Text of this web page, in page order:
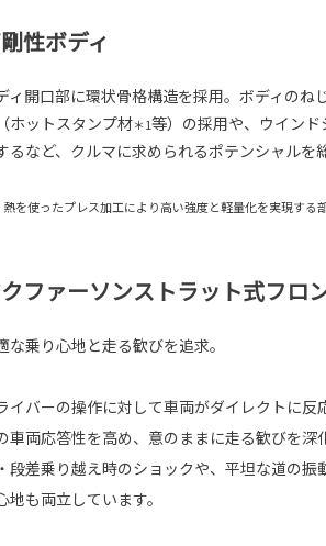
性ボディ
ィ開口部に環状骨格構造を採用。ボディの
ホットスタンプ材＊1等）の採用や、ウイン
るなど、クルマに求められるポテンシャルを
熱を使ったプレス加工により高い強度と軽量化を実現する部
ファーソンストラット式フロ
な乗り心地と走る歓びを追求。
イバーの操作に対して車両がダイレクトに
車両応答性を高め、意のままに走る歓びを
段差乗り越え時のショックや、平坦な道の振
地も両立しています。